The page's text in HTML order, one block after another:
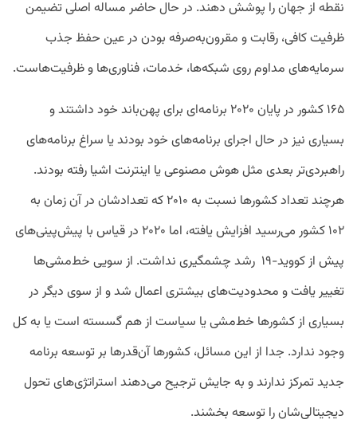
نقطه از جهان را پوشش دهند. در حال حاضر مساله اصلی تضیمن
ظرفیت کافی، رقابت و مقرون‌به‌صرفه‌ بودن در عین حفظ جذب
سرمایه‌های مداوم روی شبکه‌ها، خدمات، فناوری‌ها و ظرفیت‌هاست.
۱۶۵ کشور در پایان ۲۰۲۰ برنامه‌ای برای پهن‌باند خود داشتند و
بسیاری نیز در حال اجرای برنامه‌های خود بودند یا سراغ برنامه‌های
راهبردی‌تر بعدی مثل هوش مصنوعی یا اینترنت اشیا رفته بودند.
هرچند تعداد کشورها نسبت به ۲۰۱۰ که تعدادشان در آن زمان به
۱۰۲ کشور می‌رسید افزایش یافته، اما ۲۰۲۰ در قیاس با پیش‌پینی‌های
پیش از کووید-۱۹ رشد چشمگیری نداشت. از سویی خط‌مشی‌ها
تغییر یافت و محدودیت‌های بیشتری اعمال شد و از سوی دیگر در
بسیاری از کشورها خط‌مشی‌ یا سیاست از هم‌ گسسته است یا به‌ کل
وجود ندارد. جدا از این مسائل، کشورها آن‌قدرها بر توسعه برنامه
جدید تمرکز ندارند و به جایش ترجیح می‌دهند استراتژی‌های تحول
دیجیتالی‌شان را توسعه بخشند.